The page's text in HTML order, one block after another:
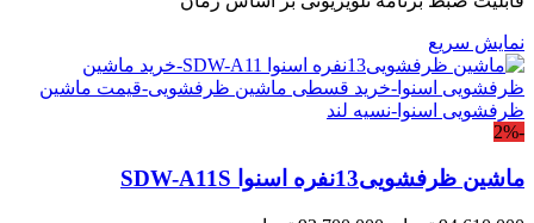
نمایش سریع
-2%
ماشین ظرفشویی13نفره اسنوا SDW-A11S